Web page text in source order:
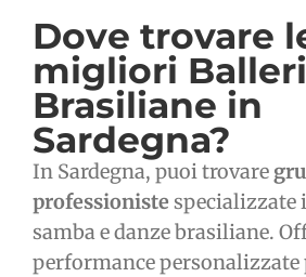
Dove trovare
migliori
Brasiliane in
Sardegna?
In Sardegna, puoi trovare
professioniste specializzate
samba e danze brasiliane.
performance personalizzate